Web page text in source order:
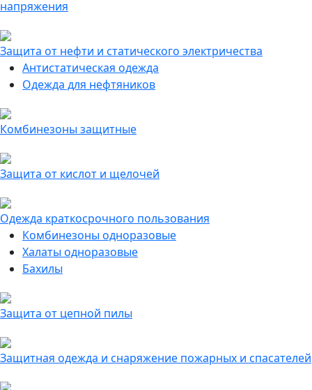
напряжения
Защита от нефти и статического электричества
Антистатическая одежда
Одежда для нефтяников
Комбинезоны защитные
Защита от кислот и щелочей
Одежда краткосрочного пользования
Комбинезоны одноразовые
Халаты одноразовые
Бахилы
Защита от цепной пилы
Защитная одежда и снаряжение пожарных и спасателей